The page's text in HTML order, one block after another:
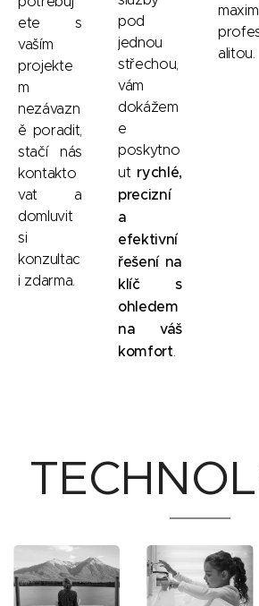
ete s
vaším
projekte
m
nezávazn
ě poradit,
stačí nás
kontakto
vat a
domluvit
si
konzultac
i zdarma.
pod
jednou
střechou,
vám
dokážem
e
poskytno
ut rychlé,
precizní
a
efektivní
řešení na
klíč s
ohledem
na váš
komfort
alitou.